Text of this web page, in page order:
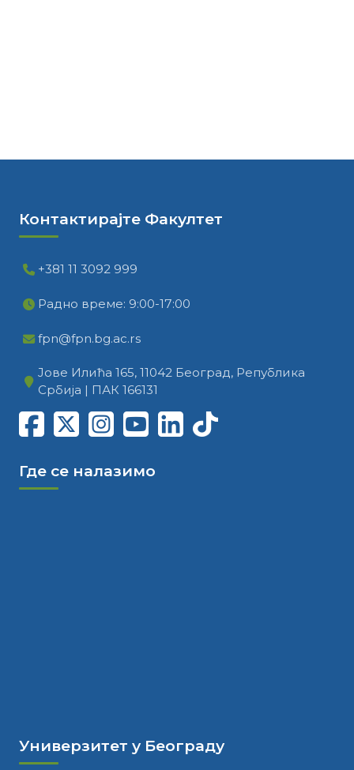
Контактирајте Факултет
+381 11 3092 999
Радно време: 9:00-17:00
fpn@fpn.bg.ac.rs
Јове Илића 165, 11042 Београд, Република
Србија | ПАК 166131
Где се налазимо
Универзитет у Београду